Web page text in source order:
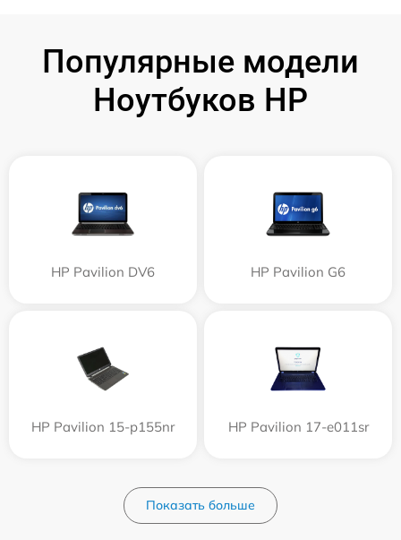
Популярные модели
Ноутбуков HP
HP Pavilion DV6 HP Pavilion G6
HP Pavilion 15-p155nr HP Pavilion 17-e011sr
Показать больше